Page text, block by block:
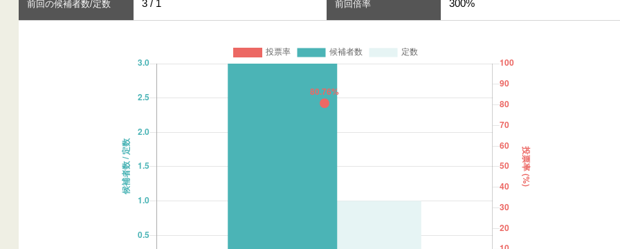
前回の候補者数/定数 3 / 1 前回倍率 300%